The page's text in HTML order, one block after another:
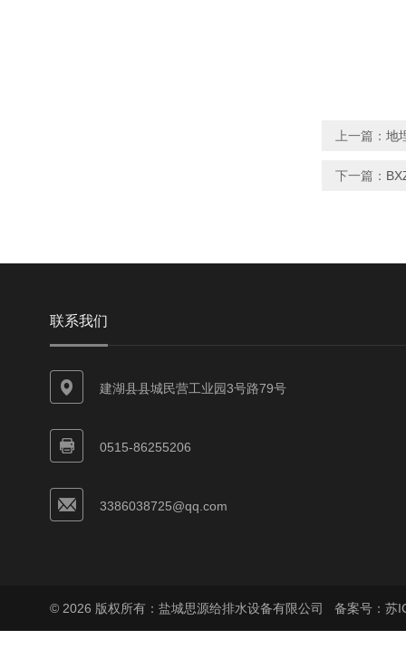
上一篇： 地
下一篇：
联系我们
建湖县县城民营工业园3号路79号
0515-86255206
3386038725@qq.com
© 2026 版权所有：盐城思源给排水设备有限公司 备案号：苏